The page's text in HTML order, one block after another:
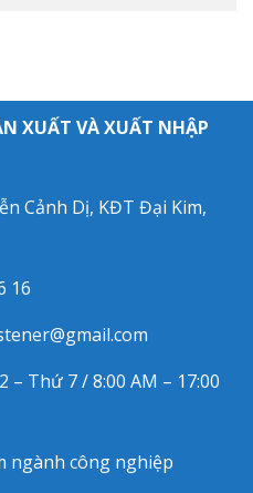
XUẤT VÀ XUẤT NHẬP
Cảnh Dị, KĐT Đại Kim,
16
– Thứ 7 / 8:00 AM – 17:00
ngành công nghiệp